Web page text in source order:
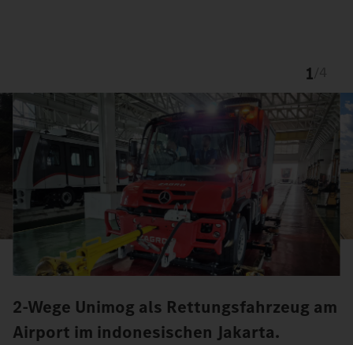
1
2-Wege Unimog als Rettungsfahrzeug am
Airport im indonesischen Jakarta.